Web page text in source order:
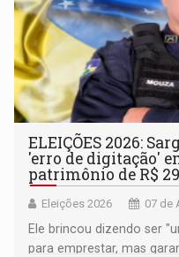
ELEIÇÕES 2026:
'erro de digitação'
patrimônio de R$
Eleições 2026 07 de
Ele brincou dizendo ser
para emprestar, mas